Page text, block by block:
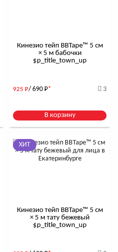
Кинезио тейп BBTape™ 5 см
× 5 м бабочки
$р_title_town_up
925 Р/ 690 Р* 3
В корзину
ХИТ
Кинезио тейп BBTape™ 5 см
× 5 м тату бежевый
$р_title_town_up